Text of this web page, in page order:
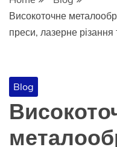
Високоточне
преси, лазерне
Blog